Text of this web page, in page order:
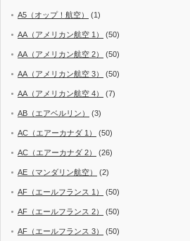
A5（オップ！航空） (1)
AA（アメリカン航空 1） (50)
AA（アメリカン航空 2） (50)
AA（アメリカン航空 3） (50)
AA（アメリカン航空 4） (7)
AB（エアベルリン） (3)
AC（エアーカナダ 1） (50)
AC（エアーカナダ 2） (26)
AE（マンダリン航空） (2)
AF（エールフランス 1） (50)
AF（エールフランス 2） (50)
AF（エールフランス 3） (50)